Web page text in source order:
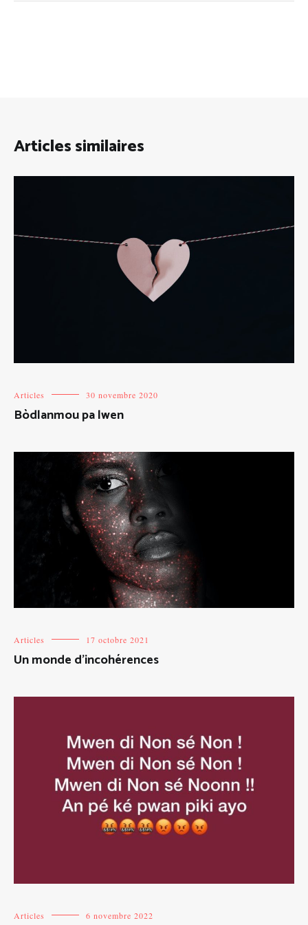
Articles similaires
Articles 30 novembre 2020
Bòdlanmou pa lwen
Articles 17 octobre 2021
Un monde d’incohérences
Articles 6 novembre 2022